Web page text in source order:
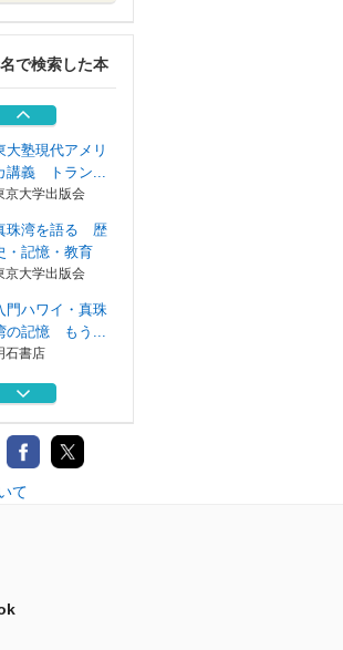
で検索した本
石書店
ワイの歴史と文
悲劇と誇り...
中央公論新社
大塾現代アメリ
講義 トラン...
京大学出版会
珠湾を語る 歴
・記憶・教育
京大学出版会
門ハワイ・真珠
の記憶 もう...
石書店
ワイの歴史と文
中央公論新社
東大塾現代アメリ
講義 トラン...
て